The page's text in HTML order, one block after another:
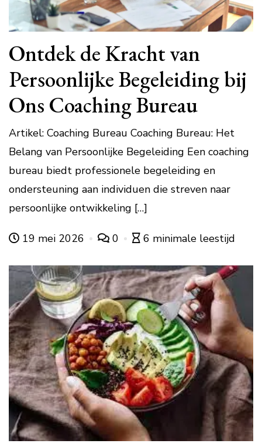
Ontdek de Kracht van
Persoonlijke Begeleiding bij
Ons Coaching Bureau
Artikel: Coaching Bureau Coaching Bureau: Het
Belang van Persoonlijke Begeleiding Een coaching
bureau biedt professionele begeleiding en
ondersteuning aan individuen die streven naar
persoonlijke ontwikkeling […]
19 mei 2026 0 6 minimale leestijd